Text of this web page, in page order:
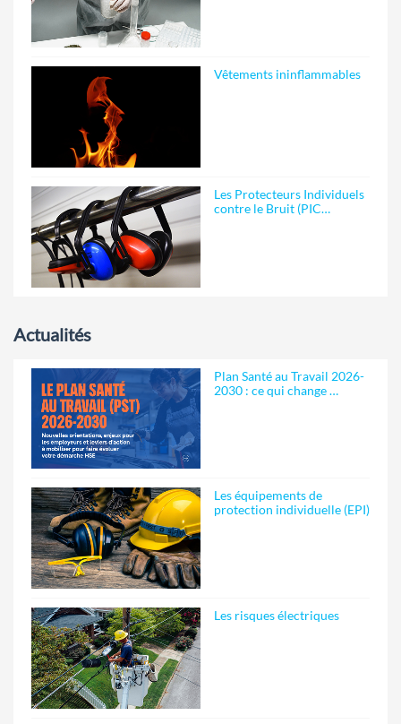
Vêtements ininflammables
Les Protecteurs Individuels
contre le Bruit (PIC…
Actualités
Plan Santé au Travail 2026-
2030 : ce qui change …
Les équipements de
protection individuelle (EPI)
Les risques électriques